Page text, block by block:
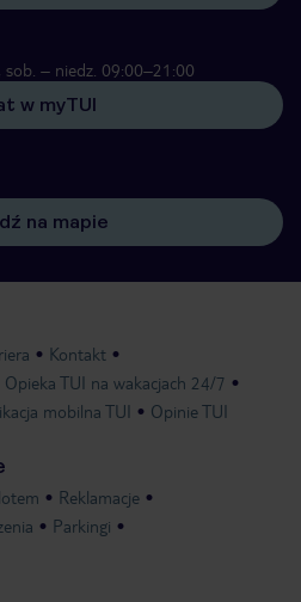
– niedz. 09:00–21:00
w myTUI
na mapie
Kontakt
Opieka TUI na wakacjach 24/7
mobilna TUI Opinie TUI
Reklamacje
Parkingi